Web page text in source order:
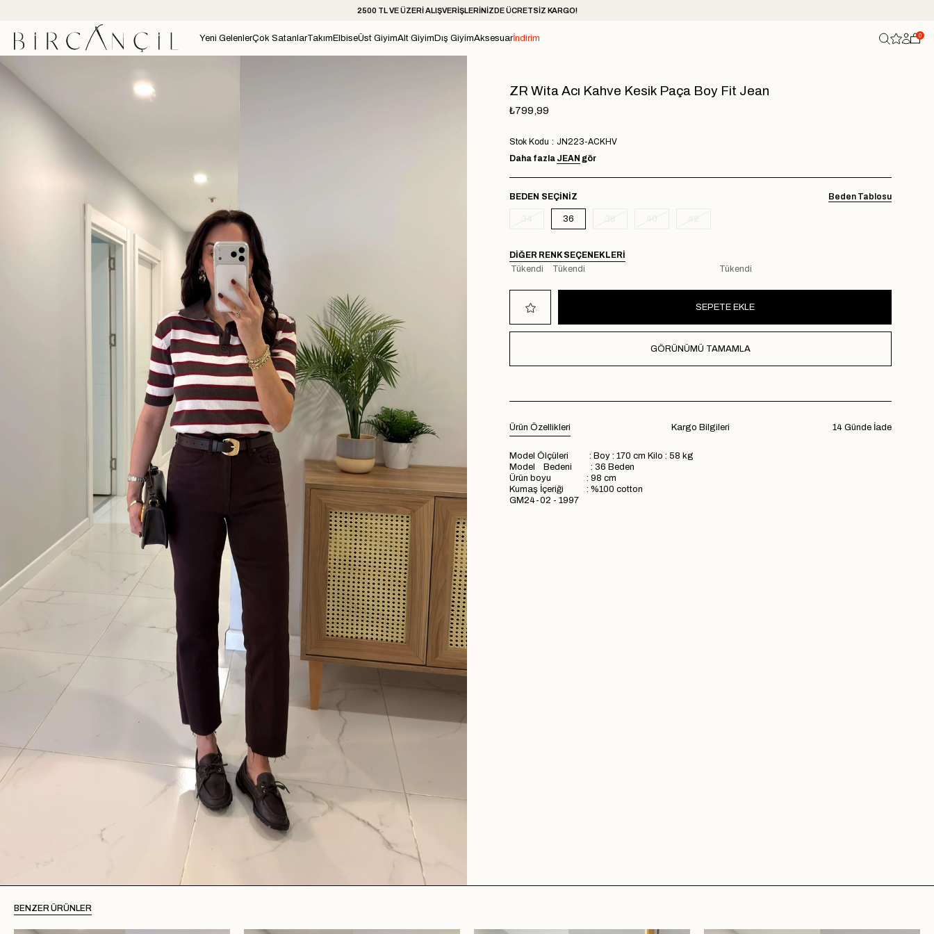
2500 TL VE ÜZERİ ALIŞVERİŞLERİNİZDE ÜCRETSİZ KARGO!
Yeni GelenlerÇok SatanlarTakım ElbiseÜst GiyimAlt Giyim Dış GiyimAksesuarİndirim 0
ZR Wita Acı Kahve Kesik Paça Boy Fit Jean
₺799,99
Stok Kodu
JN223-ACKHV
Daha fazla JEAN gör
Beden Tablosu
BEDEN
36
DIĞER RENK SEÇENEKLERI
Tükendi
Tükendi Tükendi
GÖRÜNÜMÜ TAMAMLA
Ürün Özellikleri 14 Günde İade
Kargo Bilgileri
Model Ölçüleri : Boy : 170 cm Kilo : 58 kg
Model Bedeni : 36 Beden
Ürün boyu : 98 cm
Kumaş İçeriği : %100 cotton
GM24-02 - 1997
BENZER ÜRÜNLER